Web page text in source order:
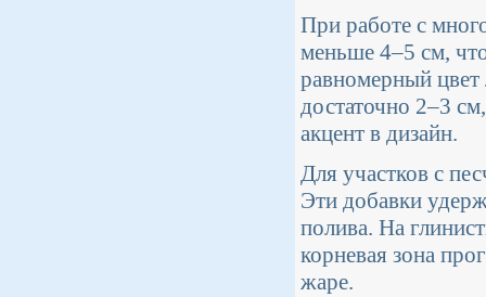
При работе с
меньше 4–5 см,
равномерный цвет
достаточно 2–3
акцент в дизайн.
Для участков с
Эти добавки
полива. На
корневая зона
жаре.